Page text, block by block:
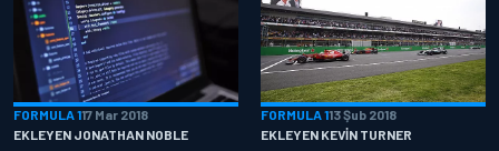
FORMULA 117 Mar 2018
EKLEYEN JONATHAN NOBLE
FORMULA 113 Şub 2018
EKLEYEN KEVIN TURNER